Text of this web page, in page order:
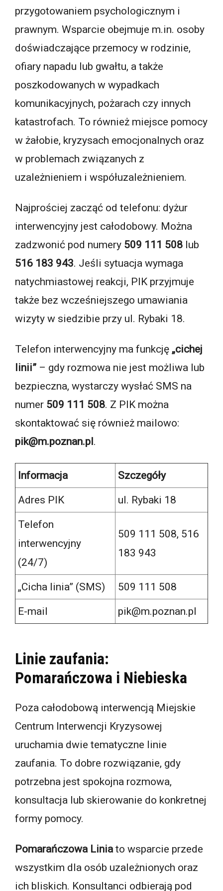
przygotowaniem psychologicznym i
prawnym. Wsparcie obejmuje m.in. osoby
doświadczające przemocy w rodzinie,
ofiary napadu lub gwałtu, a także
poszkodowanych w wypadkach
komunikacyjnych, pożarach czy innych
katastrofach. To również miejsce pomocy
w żałobie, kryzysach emocjonalnych oraz
w problemach związanych z
uzależnieniem i współuzależnieniem.
Najprościej zacząć od telefonu: dyżur
interwencyjny jest całodobowy. Można
zadzwonić pod numery 509 111 508 lub
516 183 943. Jeśli sytuacja wymaga
natychmiastowej reakcji, PIK przyjmuje
także bez wcześniejszego umawiania
wizyty w siedzibie przy ul. Rybaki 18.
Telefon interwencyjny ma funkcję „cichej
linii” – gdy rozmowa nie jest możliwa lub
bezpieczna, wystarczy wysłać SMS na
numer 509 111 508. Z PIK można
skontaktować się również mailowo:
pik@m.poznan.pl.
Informacja Szczegóły
Adres PIK ul. Rybaki 18
Telefon
interwencyjny
(24/7)
509 111 508, 516
183 943
„Cicha linia” (SMS) 509 111 508
E-mail pik@m.poznan.pl
Linie zaufania:
Pomarańczowa i Niebieska
Poza całodobową interwencją Miejskie
Centrum Interwencji Kryzysowej
uruchamia dwie tematyczne linie
zaufania. To dobre rozwiązanie, gdy
potrzebna jest spokojna rozmowa,
konsultacja lub skierowanie do konkretnej
formy pomocy.
Pomarańczowa Linia to wsparcie przede
wszystkim dla osób uzależnionych oraz
ich bliskich. Konsultanci odbierają pod